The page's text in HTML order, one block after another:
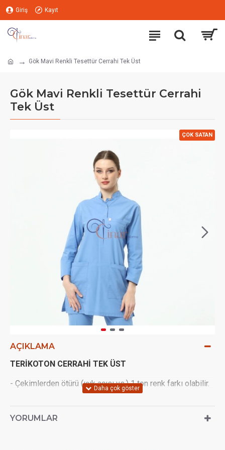
Giriş Kayıt
Gök Mavi Renkli Tesettür Cerrahi Tek Üst
Gök Mavi Renkli Tesettür Cerrahi
Tek Üst
ÇOK SATAN
AÇIKLAMA
TERİKOTON CERRAHİ TEK ÜST
- Çekimlerden ötürü (ışık açısı vs.) 1 ton renk farkı olabilir.
- Üstün yaka kısmı hakim yakadır 3 adet çıtçıt vardır ve
YORUMLAR